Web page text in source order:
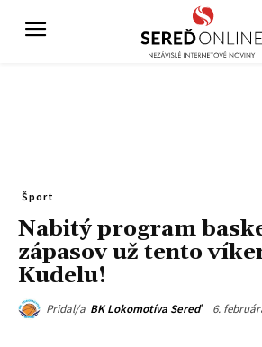
Šport
Nabitý program
zápasov už tento
Kudelu!
Pridal/a BK Lokomotíva Sereď 6.